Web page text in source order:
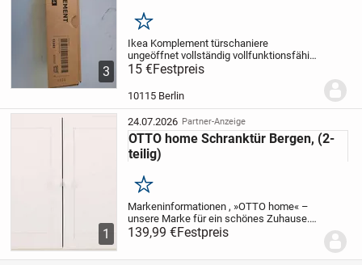
3
Merken
Ikea Komplement türschaniere
ungeöffnet vollständig vollfunktionsfähig
- Bezahlung: Paypal
rauchfreier Haushalt
noch am selben Tag, wenn die Post
15 €Festpreis
10115 Berlin
1
24.07.2026 Partner-Anzeige
OTTO home Schranktür Bergen, (2-
teilig)
Merken
Markeninformationen , »OTTO home« –
unsere Marke für ein schönes Zuhause.
Entdecke sorgfältig ausgewählte Home-
& Living-Produkte, die durch Qualität und
139,99 €Festpreis